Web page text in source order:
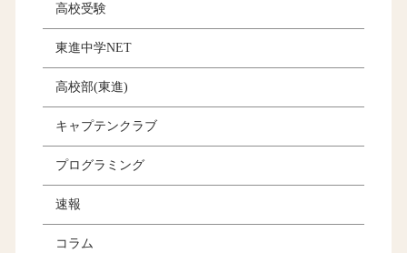
高校受験
東進中学NET
高校部(東進)
キャプテンクラブ
プログラミング
速報
コラム